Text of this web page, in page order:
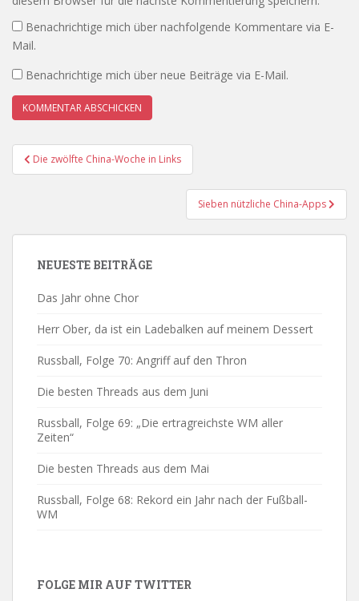
Benachrichtige mich über nachfolgende Kommentare via E-
Mail.
Benachrichtige mich über neue Beiträge via E-Mail.
Beitrags-
Navigation
Die zwölfte China-Woche in Links
Sieben nützliche China-Apps
NEUESTE BEITRÄGE
Das Jahr ohne Chor
Herr Ober, da ist ein Ladebalken auf meinem Dessert
Russball, Folge 70: Angriff auf den Thron
Die besten Threads aus dem Juni
Russball, Folge 69: „Die ertragreichste WM aller
Zeiten“
Die besten Threads aus dem Mai
Russball, Folge 68: Rekord ein Jahr nach der Fußball-
WM
FOLGE MIR AUF TWITTER